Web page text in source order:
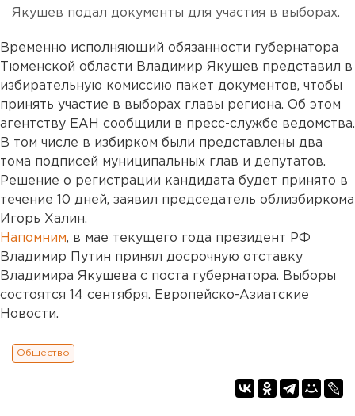
Якушев подал документы для участия в выборах.
Временно исполняющий обязанности губернатора
Тюменской области Владимир Якушев представил в
избирательную комиссию пакет документов, чтобы
принять участие в выборах главы региона. Об этом
агентству ЕАН сообщили в пресс-службе ведомства.
В том числе в избирком были представлены два
тома подписей муниципальных глав и депутатов.
Решение о регистрации кандидата будет принято в
течение 10 дней, заявил председатель облизбиркома
Игорь Халин.
Напомним, в мае текущего года президент РФ
Владимир Путин принял досрочную отставку
Владимира Якушева с поста губернатора. Выборы
состоятся 14 сентября. Европейско-Азиатские
Новости.
Общество